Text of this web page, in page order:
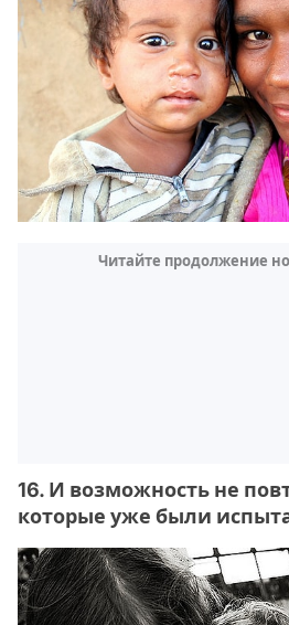
Читайте продолжение
16. И возможность не
которые уже были